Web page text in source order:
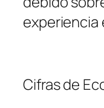
experiencia
Cifras de